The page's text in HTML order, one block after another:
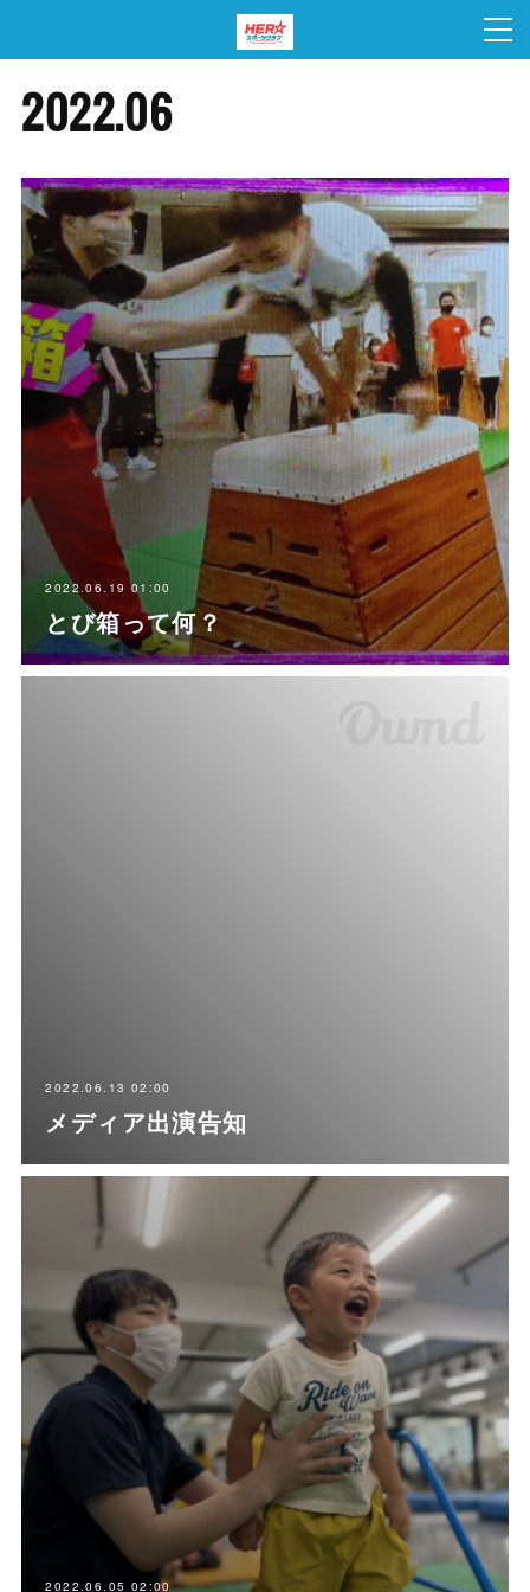
2022.06
2022.06.19 01:00
とび箱って何？
2022.06.13 02:00
メディア出演告知
2022.06.05 02:00